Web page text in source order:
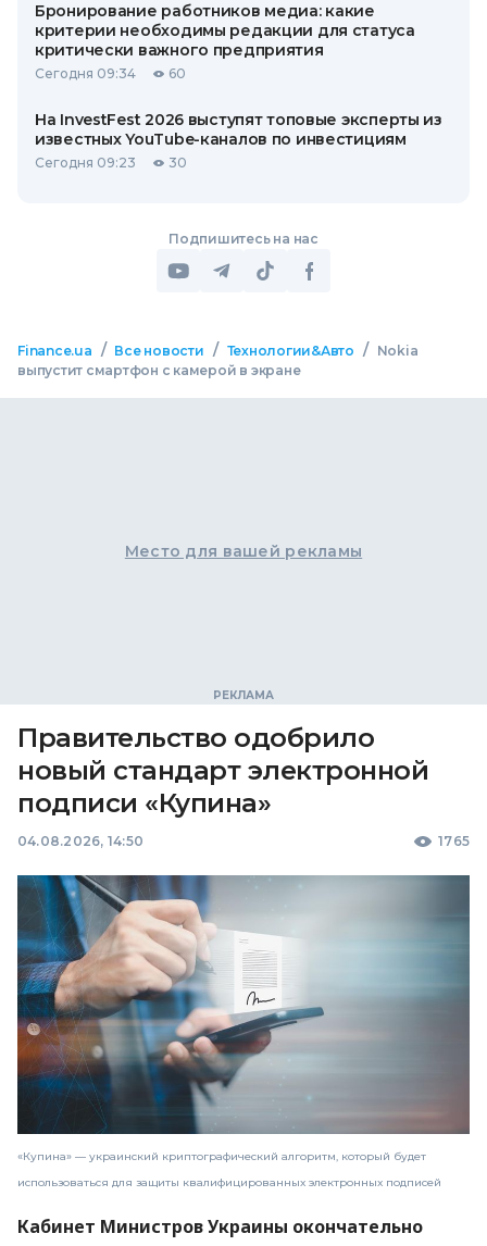
Бронирование работников медиа: какие
критерии необходимы редакции для статуса
критически важного предприятия
Сегодня 09:34 60
На InvestFest 2026 выступят топовые эксперты из
известных YouTube-каналов по инвестициям
Сегодня 09:23 30
Подпишитесь на нас
Finance.ua / Все новости / Технологии&Авто /
Nokia
выпустит смартфон с камерой в экране
Место для вашей рекламы
Правительство одобрило
новый стандарт электронной
подписи «Купина»
04.08.2026, 14:50 1765
«Купина» — украинский криптографический алгоритм, который будет
использоваться для защиты квалифицированных электронных подписей
Кабинет Министров Украины окончательно